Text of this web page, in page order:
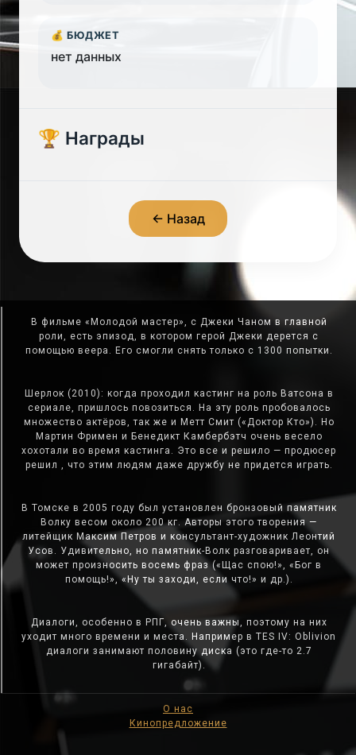
💰 БЮДЖЕТ
нет данных
🏆 Награды
← Назад
В фильме «Молодой мастер», с Джеки Чаном в главной
роли, есть эпизод, в котором герой Джеки дерется с
помощью веера. Его смогли снять только с 1300 попытки.
Шерлок (2010): когда проходил кастинг на роль Ватсона в
сериале, пришлось повозиться. На эту роль пробовалось
множество актёров, так же и Метт Смит («Доктор Кто»). Но
Мартин Фримен и Бенедикт Камбербэтч очень весело
хохотали во время кастинга. Это все и решило — продюсер
решил , что этим людям даже дружбу не придется играть.
В Томске в 2005 году был установлен бронзовый памятник
Волку весом около 200 кг. Авторы этого творения —
литейщик Максим Петров и консультант-художник Леонтий
Усов. Удивительно, но памятник-Волк разговаривает, он
может произносить восемь фраз («Щас спою!», «Бог в
помощь!», «Ну ты заходи, если что!» и др.).
Диалоги, особенно в РПГ, очень важны, поэтому на них
уходит много времени и места. Например в TES IV: Oblivion
диалоги занимают половину диска (это где-то 2.7
гигабайт).
О нас
Кинопредложение